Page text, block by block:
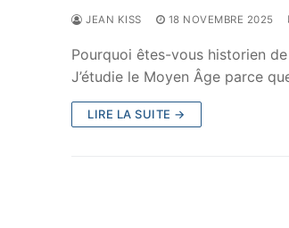
JEAN KISS 18 NOVEMBRE 2025
Pourquoi êtes-vous historien
J’étudie le Moyen Âge parce
LIRE LA SUITE →